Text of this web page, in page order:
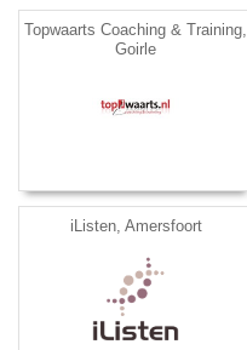
Topwaarts Coaching & Training,
Goirle
iListen, Amersfoort